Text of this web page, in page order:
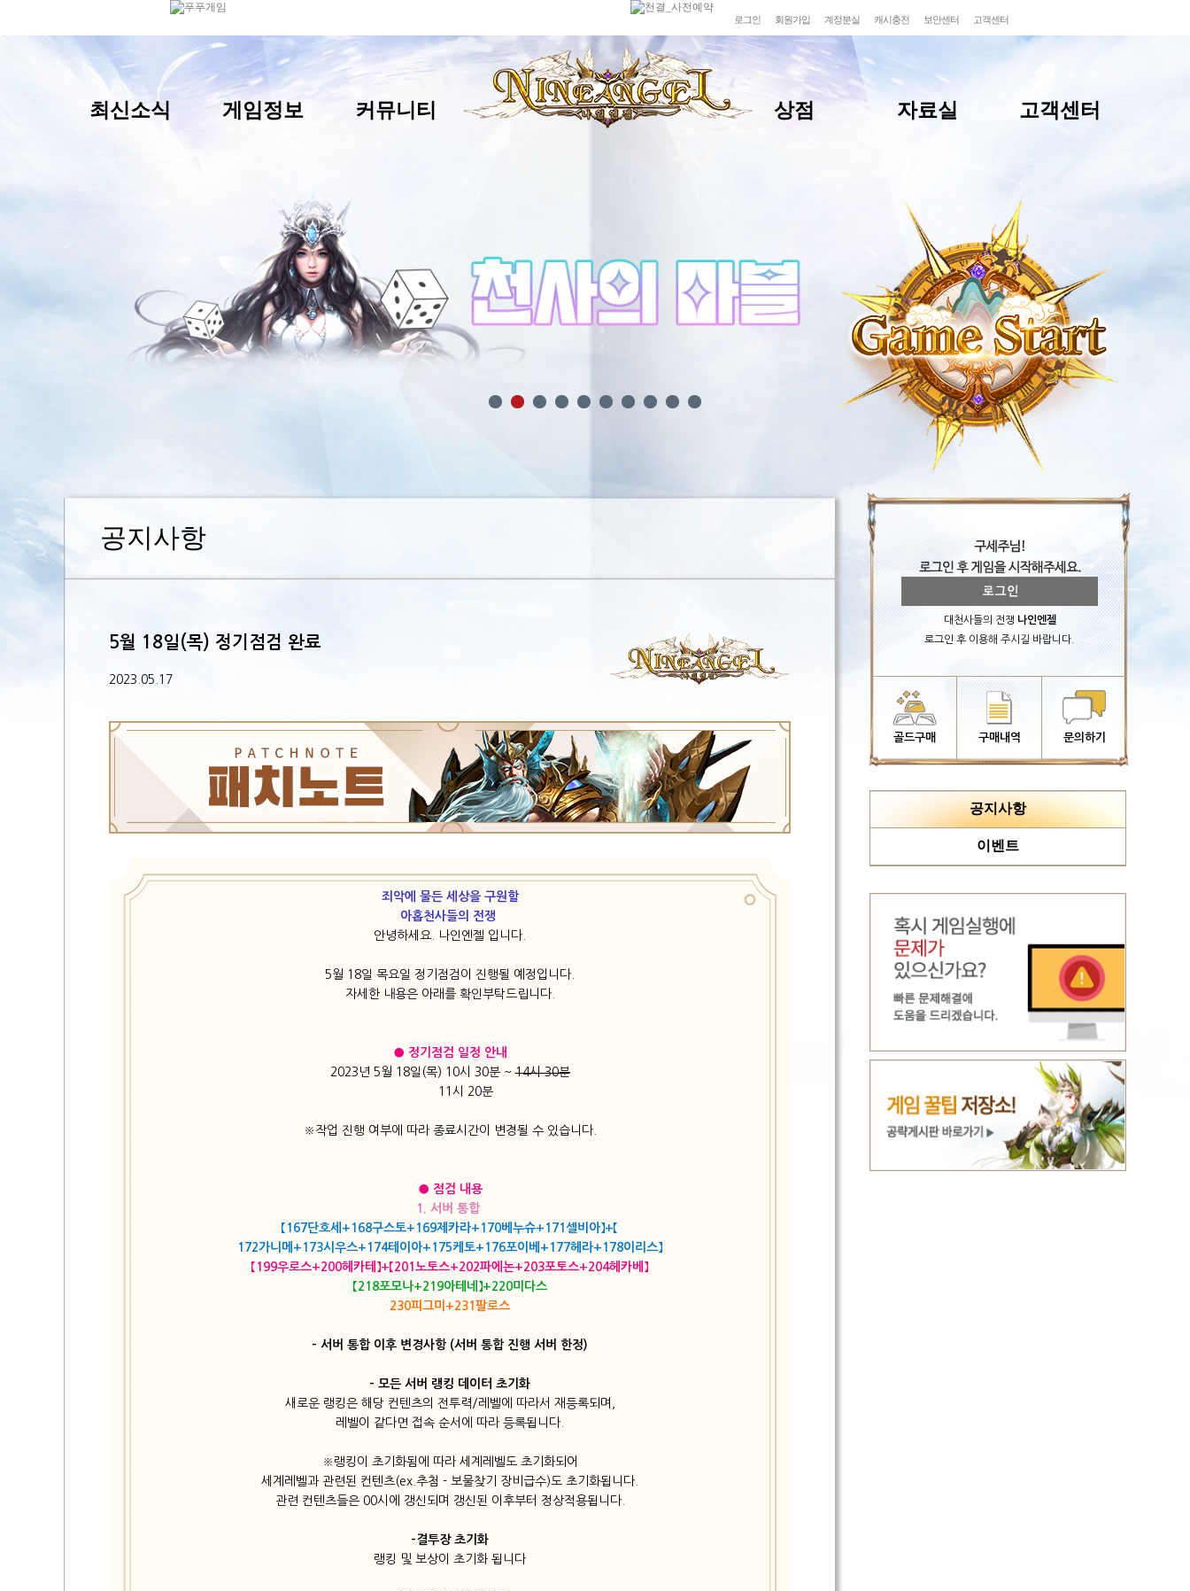
로그인 회원가입 계정분실 캐시충전 보안센터 고객센터
최신소식 게임정보 커뮤니티 상점 자료실 고객센터
대천사들의 전쟁 나인엔젤
로그인 후 이용해 주시길 바랍니다.
골드구매 구매내역 문의하기
공지사항
5월 18일(목) 정기점검 완료
2023.05.17
죄악에 물든 세상을 구원할
아홉천사들의 전쟁
안녕하세요. 나인엔젤 입니다.
5월 18일 목요일 정기점검이 진행될 예정입니다.
자세한 내용은 아래를 확인부탁드립니다.
● 정기점검 일정 안내
2023년 5월 18일(목) 10시 30분 ~14시 30분
11시 20분
※작업 진행 여부에 따라 종료시간이 변경될 수 있습니다.
● 점검 내용
1. 서버 통합 ​
【167단호세+168구스토+169제카라+170베누슈+171셀비아】+【
172가니메+173시우스+174테이아+175케토+176포이베+177헤라+178이리스】
【199우로스+200헤카테】+【201노토스+202파에논+203포토스+204헤카베】
【218포모나+219아테네】+220미다스
230피그미+231팔로스
- 서버 통합 이후 변경사항 (서버 통합 진행 서버 한정)
- 모든 서버 랭킹 데이터 초기화
새로운 랭킹은 해당 컨텐츠의 전투력/레벨에 따라서 재등록되며,
레벨이 같다면 접속 순서에 따라 등록됩니다.
※랭킹이 초기화됨에 따라 세계레벨도 초기화되어
세계레벨과 관련된 컨텐츠(ex.추첨 - 보물찾기 장비급수)도 초기화됩니다.
관련 컨텐츠들은 00시에 갱신되며 갱신된 이후부터 정상적용됩니다.
-결투장 초기화
랭킹 및 보상이 초기화 됩니다
공지사항
이벤트